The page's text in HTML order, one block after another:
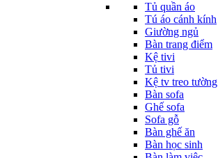
Tủ quần áo
Tú áo cánh kính
Giường ngủ
Bàn trang điểm
Kệ tivi
Tủ tivi
Kệ tv treo tường
Bàn sofa
Ghế sofa
Sofa gỗ
Bàn ghế ăn
Bàn học sinh